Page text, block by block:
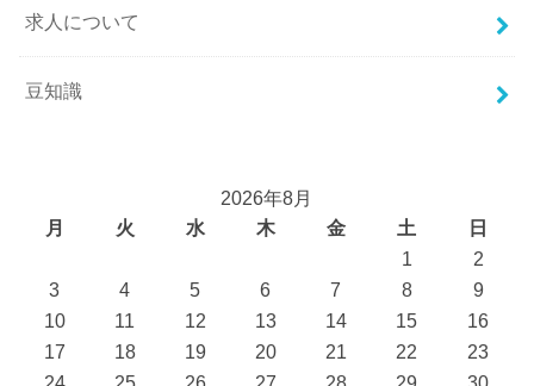
求人について
豆知識
2026年8月
月
火 水 木 金 土
日
1
2
3
4 5 6 7 8
9
10
11 12 13 14 15
16
17
18 19 20 21 22
23